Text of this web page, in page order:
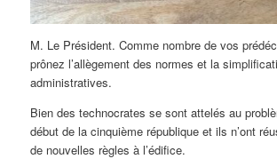
M. Le Président. Comme nombre de vos
prônez l’allègement des normes et la
administratives.
Bien des technocrates se sont attelés au
début de la cinquième république et ils n’ont
de nouvelles règles à l’édifice.